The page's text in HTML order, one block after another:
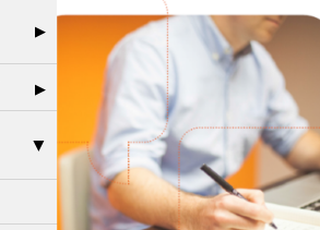
Rozwiń sekcję "Efektywne doradztwo
▶
Rozwiń sekcję "Opracowanie modelu
▶
Zwiń sekcję "Partnerstwo na rzecz
▶